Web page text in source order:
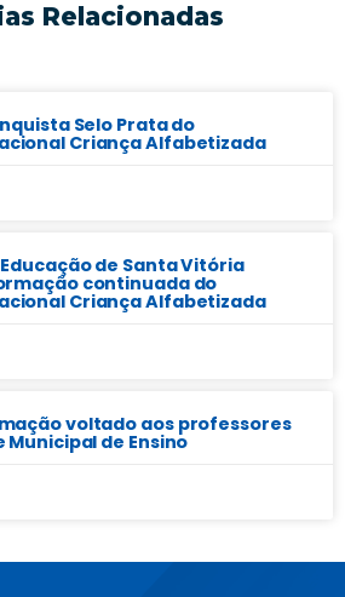
Relacionadas
Selo Prata do
Criança Alfabetizada
de Santa Vitória
continuada do
Criança Alfabetizada
voltado aos professores
Municipal de Ensino